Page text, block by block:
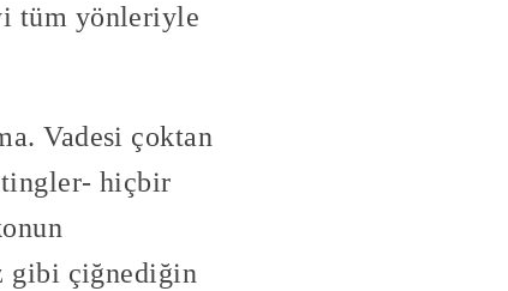
tüm yönleriyle
Vadesi çoktan
hiçbir
gibi çiğnediğin